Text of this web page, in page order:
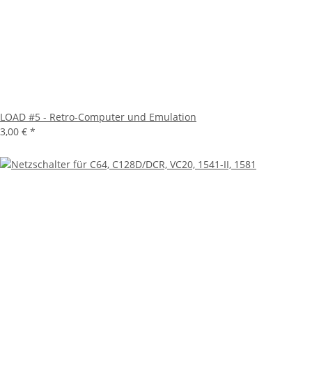
LOAD #5 - Retro-Computer und Emulation
3,00 € *